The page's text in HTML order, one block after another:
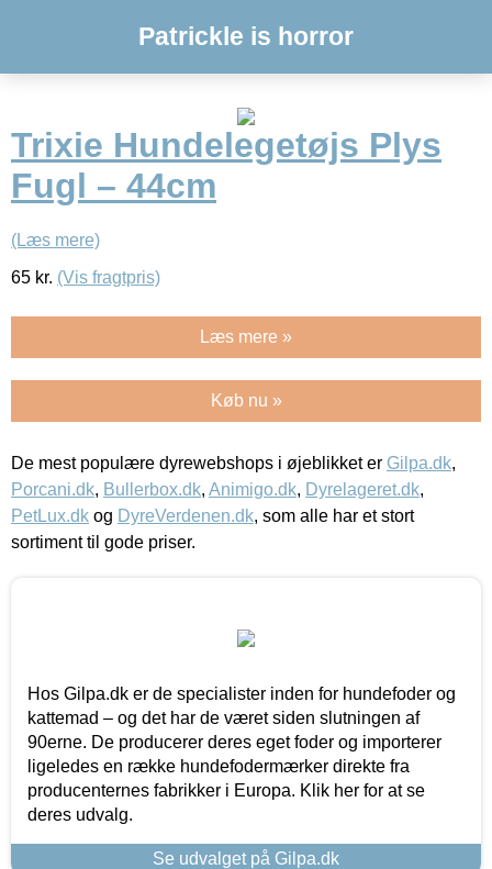
Patrickle is horror
Trixie Hundelegetøjs Plys
Fugl – 44cm
(Læs mere)
65 kr. (Vis fragtpris)
Læs mere »
Køb nu »
De mest populære dyrewebshops i øjeblikket er Gilpa.dk,
Porcani.dk, Bullerbox.dk, Animigo.dk, Dyrelageret.dk,
PetLux.dk og DyreVerdenen.dk, som alle har et stort
sortiment til gode priser.
Hos Gilpa.dk er de specialister inden for hundefoder og
kattemad – og det har de været siden slutningen af
90erne. De producerer deres eget foder og importerer
ligeledes en række hundefodermærker direkte fra
producenternes fabrikker i Europa. Klik her for at se
deres udvalg.
Se udvalget på Gilpa.dk